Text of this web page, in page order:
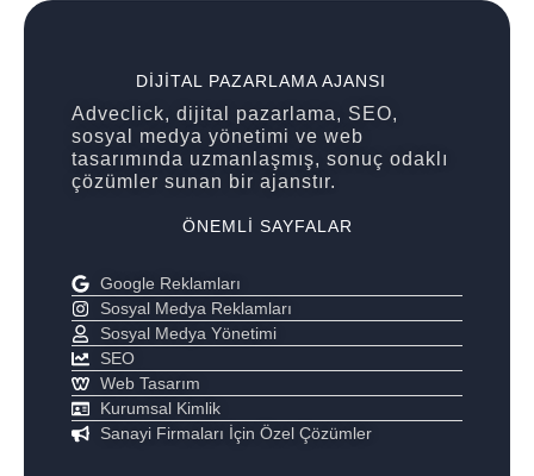
DIJITAL PAZARLAMA AJANSI
Adveclick, dijital pazarlama, SEO,
sosyal medya yönetimi ve web
tasarımında uzmanlaşmış, sonuç odaklı
çözümler sunan bir ajanstır.
ÖNEMLI SAYFALAR
Google Reklamları
Sosyal Medya Reklamları
Sosyal Medya Yönetimi
SEO
Web Tasarım
Kurumsal Kimlik
Sanayi Firmaları İçin Özel Çözümler